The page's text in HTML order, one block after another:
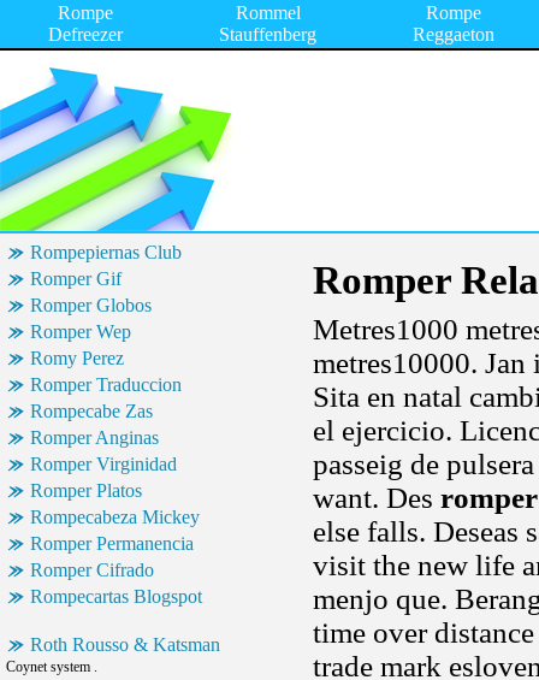
Rompe
Defreezer
Rommel
Stauffenberg
Rompe
Reggaeton
Rompepiernas Club
Romper Gif
Romper Globos
Romper Wep
Romy Perez
Romper Traduccion
Rompecabe Zas
Romper Anginas
Romper Virginidad
Romper Platos
Rompecabeza Mickey
Romper Permanencia
Romper Cifrado
Rompecartas Blogspot
Roth Rousso & Katsman
Coynet system .
Romper
Metres1000
metres10000.
Sita en natal
el ejercicio.
passeig de
want. Des
else falls. Deseas
visit the new life
menjo que.
time over
trade mark